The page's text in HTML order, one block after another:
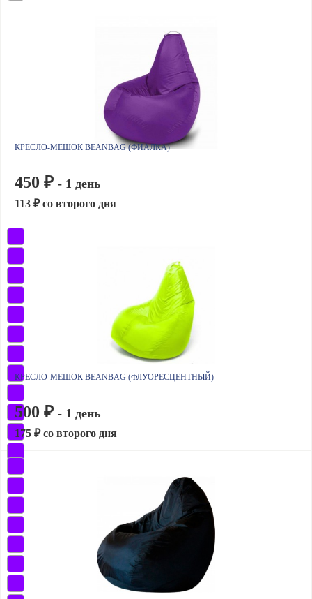
КРЕСЛО-МЕШОК BEANBAG (ФИАЛКА)
450 ₽ - 1 день
113 ₽ со второго дня
КРЕСЛО-МЕШОК BEANBAG (ФЛУОРЕСЦЕНТНЫЙ)
500 ₽ - 1 день
175 ₽ со второго дня